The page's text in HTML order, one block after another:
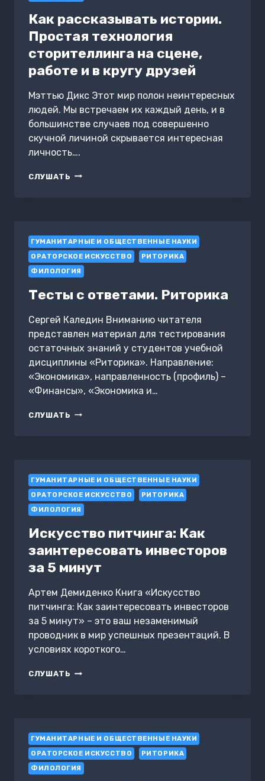
Как рассказывать истории.
Простая технология
сторителлинга на сцене,
работе и в кругу друзей
Мэттью Дикс Этот мир полон неинтересных
людей. Мы встречаем их каждый день, и в
большинстве случаев под совершенно
скучной личиной скрывается интересная
личность….
СЛУШАТЬ КАК
НА
СЦЕНЕ,
РАБОТЕ
И
КРУГУ
ГУМАНИТАРНЫЕ И ОБЩЕСТВЕННЫЕ НАУКИ
ОРАТОРСКОЕ ИСКУССТВО
РИТОРИКА
ФИЛОЛОГИЯ
Тесты с ответами. Риторика
Сергей Каледин Вниманию читателя
представлен материал для тестирования
остаточных знаний у студентов учебной
дисциплины «Риторика». Направление:
«Экономика», направленность (профиль) –
«Финансы», «Экономика и…
СЛУШАТЬ ТЕСТЫ
ГУМАНИТАРНЫЕ И ОБЩЕСТВЕННЫЕ НАУКИ
ОРАТОРСКОЕ ИСКУССТВО
РИТОРИКА
ФИЛОЛОГИЯ
Искусство питчинга: Как
заинтересовать инвесторов
за 5 минут
Артем Демиденко Книга «Искусство
питчинга: Как заинтересовать инвесторов
за 5 минут» – это ваш незаменимый
проводник в мир успешных презентаций. В
условиях короткого…
СЛУШАТЬ ИСКУССТВО
5
МИНУТ
ГУМАНИТАРНЫЕ И ОБЩЕСТВЕННЫЕ НАУКИ
ОРАТОРСКОЕ ИСКУССТВО
РИТОРИКА
ФИЛОЛОГИЯ